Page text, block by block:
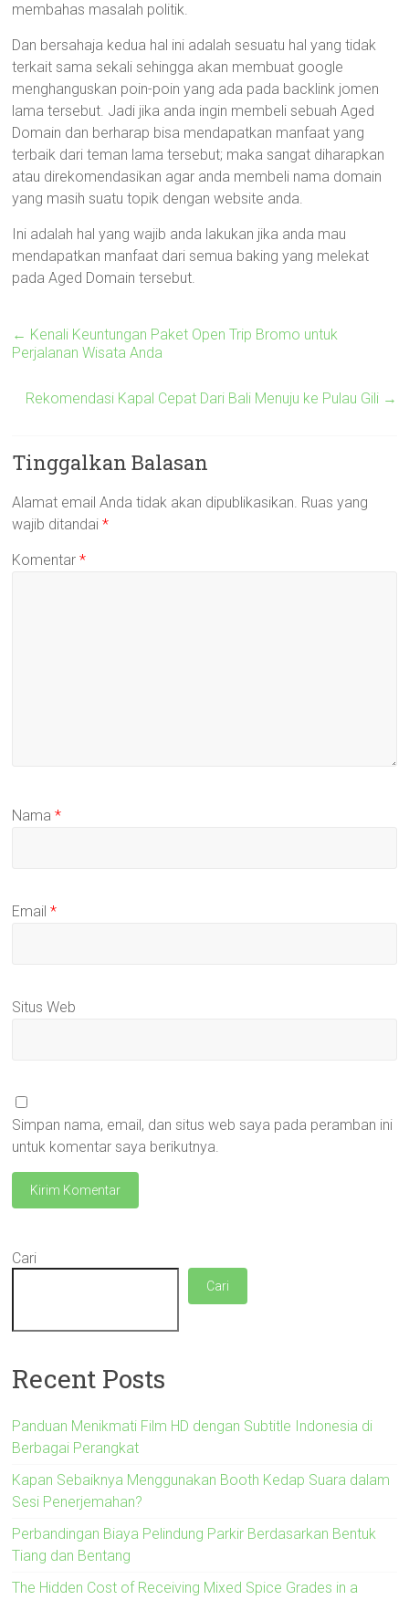
membahas masalah politik.
Dan bersahaja kedua hal ini adalah sesuatu hal yang tidak
terkait sama sekali sehingga akan membuat google
menghanguskan poin-poin yang ada pada backlink jomen
lama tersebut. Jadi jika anda ingin membeli sebuah Aged
Domain dan berharap bisa mendapatkan manfaat yang
terbaik dari teman lama tersebut; maka sangat diharapkan
atau direkomendasikan agar anda membeli nama domain
yang masih suatu topik dengan website anda.
Ini adalah hal yang wajib anda lakukan jika anda mau
mendapatkan manfaat dari semua baking yang melekat
pada Aged Domain tersebut.
← Kenali Keuntungan Paket Open Trip Bromo untuk
Perjalanan Wisata Anda
Rekomendasi Kapal Cepat Dari Bali Menuju ke Pulau Gili →
Tinggalkan Balasan
Alamat email Anda tidak akan dipublikasikan. Ruas yang
wajib ditandai*
Komentar*
Nama*
Email*
Situs Web
Simpan nama, email, dan situs web saya pada peramban ini
untuk komentar saya berikutnya.
Cari
Cari
Recent Posts
Panduan Menikmati Film HD dengan Subtitle Indonesia di
Berbagai Perangkat
Kapan Sebaiknya Menggunakan Booth Kedap Suara dalam
Sesi Penerjemahan?
Perbandingan Biaya Pelindung Parkir Berdasarkan Bentuk
Tiang dan Bentang
The Hidden Cost of Receiving Mixed Spice Grades in a